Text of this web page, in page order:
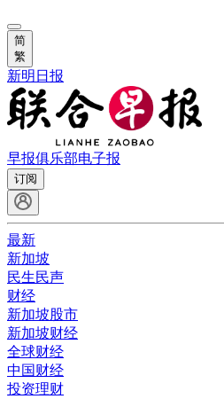
简
繁
新明日报
早报俱乐部电子报
订阅
最新
新加坡
民生民声
财经
新加坡股市
新加坡财经
全球财经
中国财经
投资理财